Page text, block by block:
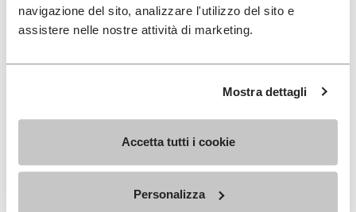
navigazione del sito, analizzare l'utilizzo del sito e
assistere nelle nostre attività di marketing.
Mostra dettagli
Accetta tutti i cookie
Personalizza
INSCRIVEZ-VOUS POUR NE PAS MANQUER NOS
de Vibram et jaccepte le